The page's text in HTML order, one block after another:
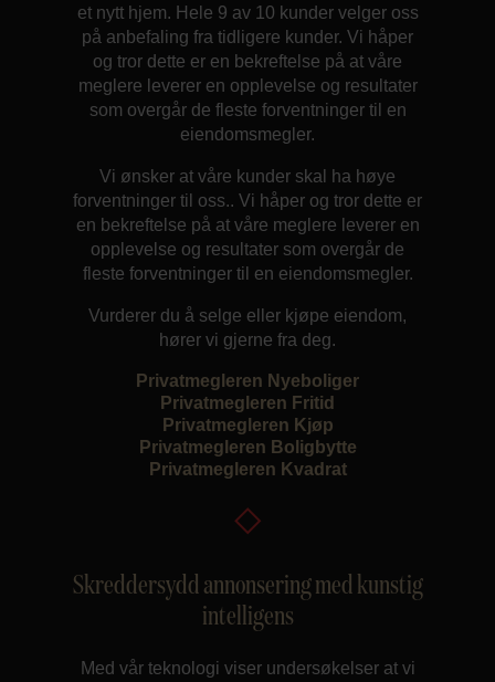
et nytt hjem. Hele 9 av 10 kunder velger oss
på anbefaling fra tidligere kunder. Vi håper
og tror dette er en bekreftelse på at våre
meglere leverer en opplevelse og resultater
som overgår de fleste forventninger til en
eiendomsmegler.
Vi ønsker at våre kunder skal ha høye
forventninger til oss.. Vi håper og tror dette er
en bekreftelse på at våre meglere leverer en
opplevelse og resultater som overgår de
fleste forventninger til en eiendomsmegler.
Vurderer du å selge eller kjøpe eiendom,
hører vi gjerne fra deg.
Privatmegleren Nyeboliger
Privatmegleren Fritid
Privatmegleren Kjøp
Privatmegleren Boligbytte
Privatmegleren Kvadrat
Skreddersydd annonsering med kunstig
intelligens
Med vår teknologi viser undersøkelser at vi